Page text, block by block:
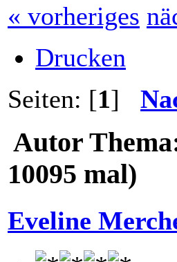
« vorheriges
Drucken
Seiten: [1]
Autor
10095 mal)
Eveline